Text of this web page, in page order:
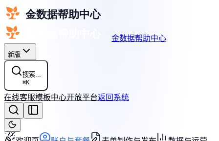
金数据帮助中心
新版
搜索...
⌘K
在线客服模板中心开放平台返回系统